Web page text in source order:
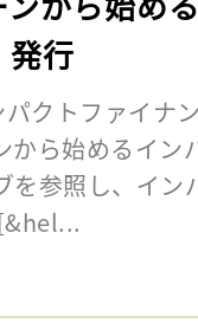
発行
クトファイナ
から始めるイ
を参照し、イ